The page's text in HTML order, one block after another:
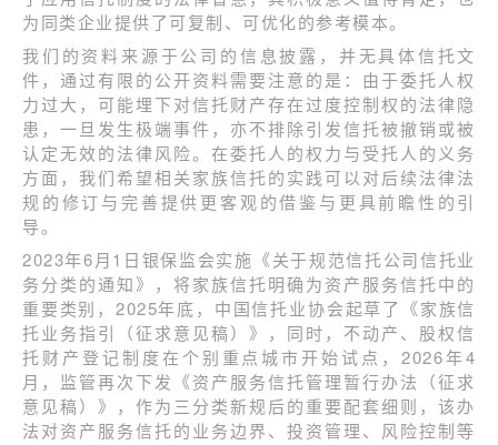
为同类企业提供了可复制、可优化的参考模本。
我们的资料来源于公司的信息披露，并无具体信托文
件，通过有限的公开资料需要注意的是：由于委托人权
力过大，可能埋下对信托财产存在过度控制权的法律隐
患，一旦发生极端事件，亦不排除引发信托被撤销或被
认定无效的法律风险。在委托人的权力与受托人的义务
方面，我们希望相关家族信托的实践可以对后续法律法
规的修订与完善提供更客观的借鉴与更具前瞻性的引
导。
2023年6月1日银保监会实施《关于规范信托公司信托业
务分类的通知》，将家族信托明确为资产服务信托中的
重要类别，2025年底，中国信托业协会起草了《家族信
托业务指引（征求意见稿）》，同时，不动产、股权信
托财产登记制度在个别重点城市开始试点，2026年4
月，监管再次下发《资产服务信托管理暂行办法（征求
意见稿）》，作为三分类新规后的重要配套细则，该办
法对资产服务信托的业务边界、投资管理、风险控制等